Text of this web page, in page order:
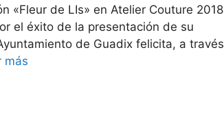
«Fleur de LIs» en Atelier Couture 2018
el éxito de la presentación de su
de Guadix felicita, a través
más